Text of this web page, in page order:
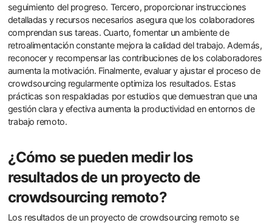
seguimiento del progreso. Tercero, proporcionar instrucciones
detalladas y recursos necesarios asegura que los colaboradores
comprendan sus tareas. Cuarto, fomentar un ambiente de
retroalimentación constante mejora la calidad del trabajo. Además,
reconocer y recompensar las contribuciones de los colaboradores
aumenta la motivación. Finalmente, evaluar y ajustar el proceso de
crowdsourcing regularmente optimiza los resultados. Estas
prácticas son respaldadas por estudios que demuestran que una
gestión clara y efectiva aumenta la productividad en entornos de
trabajo remoto.
¿Cómo se pueden medir los
resultados de un proyecto de
crowdsourcing remoto?
Los resultados de un proyecto de crowdsourcing remoto se